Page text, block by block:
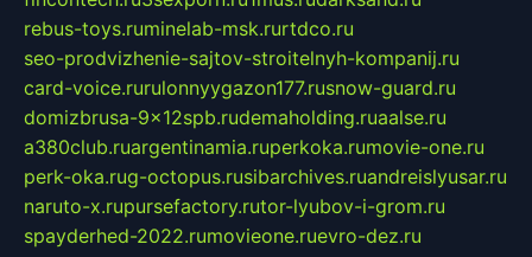
rebus-toys.ruminelab-msk.rurtdco.ru
seo-prodvizhenie-sajtov-stroitelnyh-kompanij.ru
card-voice.rurulonnyygazon177.rusnow-guard.ru
domizbrusa-9x12spb.rudemaholding.ruaalse.ru
a380club.ruargentinamia.ruperkoka.rumovie-one.ru
perk-oka.rug-octopus.rusibarchives.ruandreislyusar.ru
naruto-x.rupursefactory.rutor-lyubov-i-grom.ru
spayderhed-2022.rumovieone.ruevro-dez.ru